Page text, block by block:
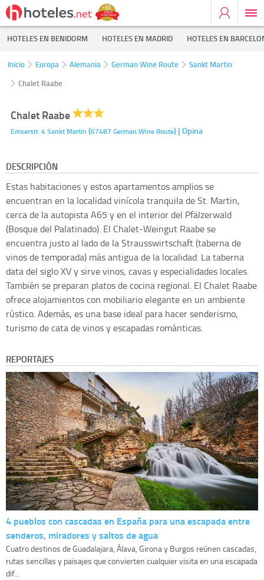
HOTELES EN BENIDORM HOTELES EN MADRID HOTELES EN
Inicio Europa Alemania German Wine Route
Sankt Martin
Chalet Raabe
Chalet Raabe
Emserstr. 4Sankt Martin (67487 German Wine Route) | Opina
DESCRIPCIÓN
Estas habitaciones y estos apartamentos amplios se
encuentran en la localidad vinícola tranquila de St. Martin,
cerca de la autopista A65 y en el interior del Pfälzerwald
(Bosque del Palatinado). El Chalet-Weingut Raabe se
encuentra justo al lado de la Strausswirtschaft (taberna de
vinos de temporada) más antigua de la localidad. La taberna
data del siglo XV y sirve vinos, cavas y especialidades locales.
También se preparan platos de cocina regional. El Chalet Raabe
ofrece alojamientos con mobiliario elegante en un ambiente
rústico. Además, es una base ideal para hacer senderismo,
turismo de cata de vinos y escapadas románticas.
REPORTAJES
4 pueblos con cascadas en España para una escapada entre
senderos, miradores y saltos de agua
Cuatro destinos de Guadalajara, Álava, Girona y Burgos reúnen cascadas,
rutas sencillas y paisajes que convierten cualquier visita en una escapada
dif...